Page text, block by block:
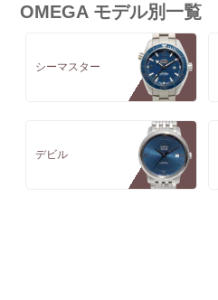
OMEGA モデル別一覧
シーマスター
デビル